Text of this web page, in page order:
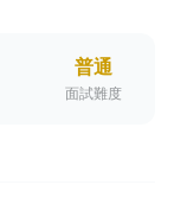
普通
面試難度